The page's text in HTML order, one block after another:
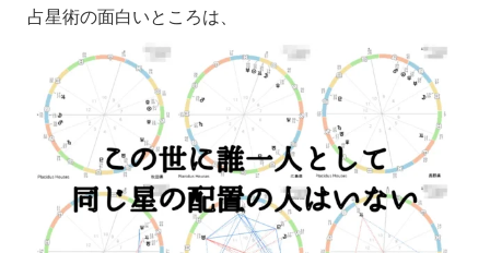
占星術の面白いところは、